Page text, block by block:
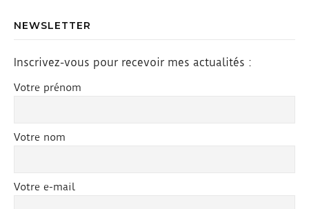
NEWSLETTER
Inscrivez-vous pour recevoir mes actualités :
Votre prénom
Votre nom
Votre e-mail